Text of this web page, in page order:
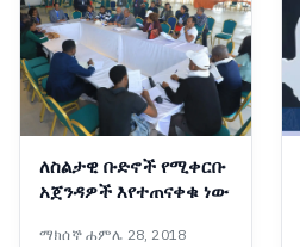
ለስልታዊ ቡድኖች የሚቀርቡ
አጀንዳዎች እየተጠናቀቁ ነው
ማክሰኞ ሐምሌ 28, 2018